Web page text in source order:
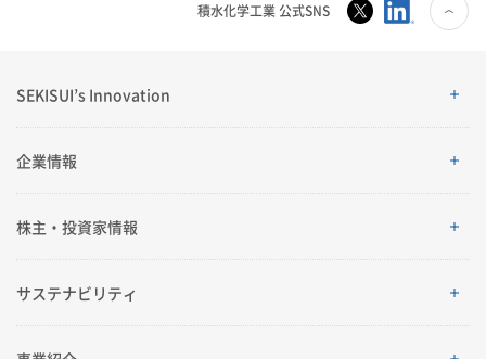
積水化学工業 公式SNS
SEKISUI’s Innovation
SEKISUI’s Innovation
企業情報
企業情報
ご挨拶
株主・投資家情報
株主・投資家情報
経営情報
サステナビリティ